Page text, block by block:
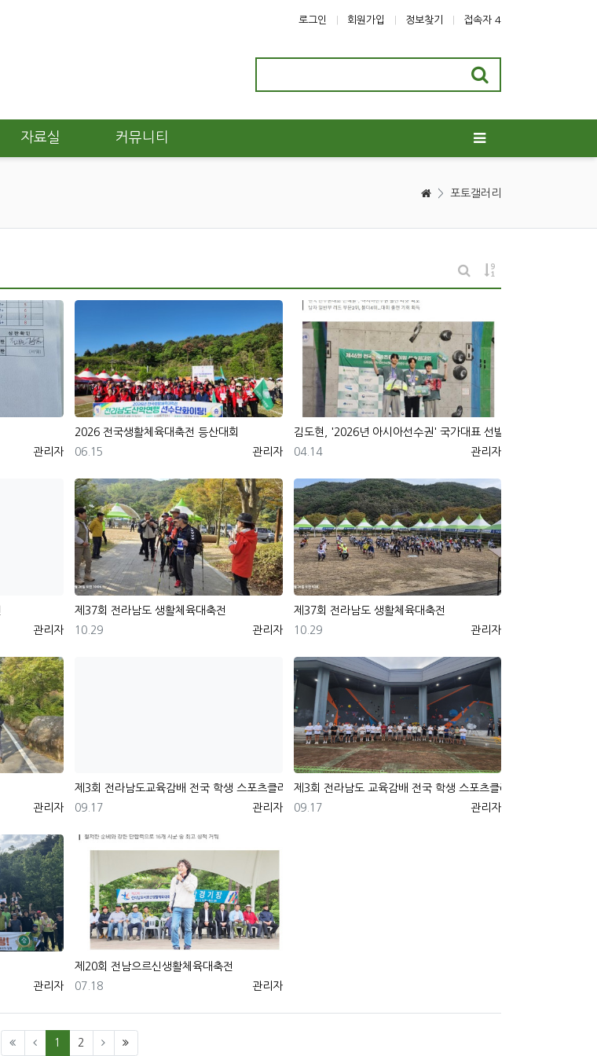
로그인 회원가입 정보찾기 접속자 4
자료실 커뮤니티
> 포토갤러리
게시판 검색
게시물 정렬
등록자
관리자
2026 전국생활체육대축전 등산대회
등록자
관리자
등록일
06.15
김도현, '2026년 아시아선수권' 국가대표 선발
등록자
관리자
등록일
04.14
등록자
관리자
제37회 전라남도 생활체육대축전
등록자
관리자
등록일
10.29
제37회 전라남도 생활체육대축전
등록자
관리자
등록일
10.29
등록자
관리자
제3회 전라남도교육감배 전국 학생 스포츠클라이밍대회
등록자
관리자
등록일
09.17
제3회 전라남도 교육감배 전국 학생 스포츠클라이밍대회
등록자
관리자
등록일
09.17
등록자
관리자
제20회 전남으르신생활체육대축전
등록자
관리자
등록일
07.18
1 (current)
2